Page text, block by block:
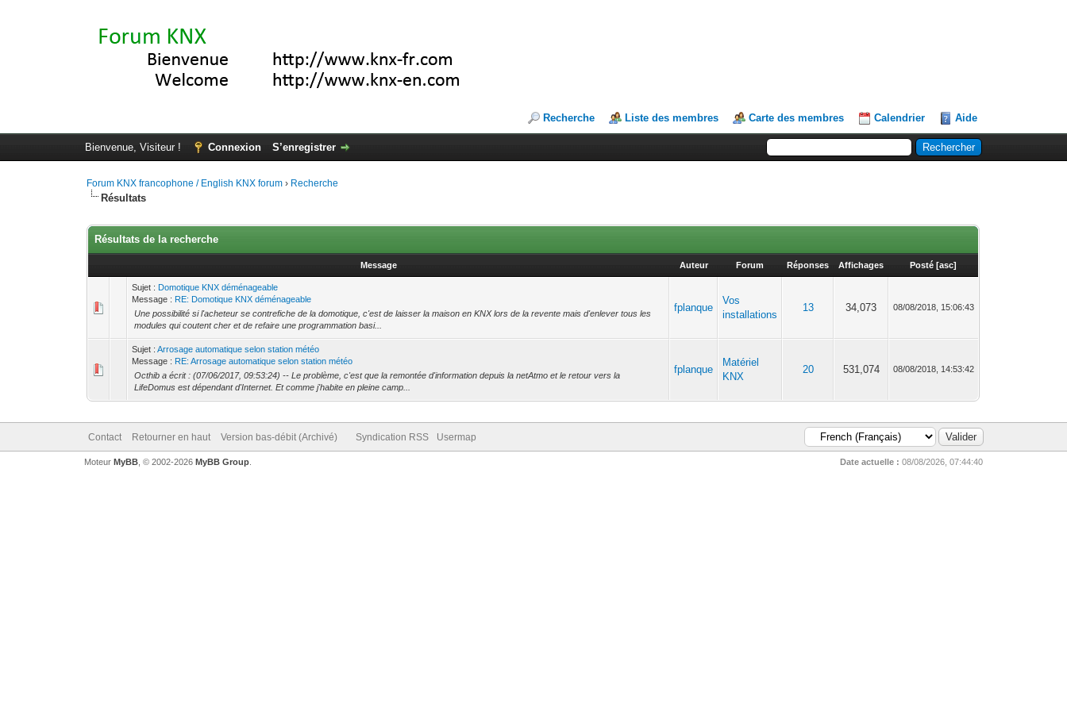
Recherche Liste des membres Carte des membres Calendrier Aide
Bienvenue, Visiteur ! Connexion S’enregistrer
Forum KNX francophone / English KNX forum › Recherche
Résultats
Résultats de la recherche
Message Auteur Forum Réponses Affichages Posté [asc]
Sujet : Domotique KNX déménageable
Message : RE: Domotique KNX déménageable
Une possibilité si l'acheteur se contrefiche de la domotique, c'est de laisser la maison en KNX lors de la revente mais d'enlever tous les
modules qui coutent cher et de refaire une programmation basi...
fplanque
Vos
installations
13 34,073 08/08/2018, 15:06:43
Sujet :Arrosage automatique selon station météo
Message : RE: Arrosage automatique selon station météo
Octhib a écrit : (07/06/2017, 09:53:24) -- Le problème, c'est que la remontée d'information depuis la netAtmo et le retour vers la
LifeDomus est dépendant d'Internet. Et comme j'habite en pleine camp...
fplanque
Matériel
KNX
20 531,074 08/08/2018, 14:53:42
Contact Retourner en haut Version bas-débit (Archivé) Syndication RSS Usermap
Date actuelle : 08/08/2026, 07:44:40
Moteur MyBB, © 2002-2026 MyBB Group.